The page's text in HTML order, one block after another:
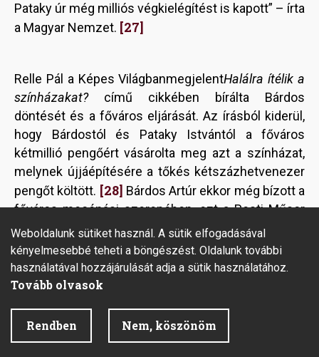
Pataky úr még milliós végkielégítést is kapott” – írta
a Magyar Nemzet. [27]
Relle Pál a Képes VilágbanmegjelentHalálra ítélik a
színházakat?című cikkében bírálta Bárdos
döntését és a főváros eljárását. Az írásból kiderül,
hogy Bárdostól és Pataky Istvántól a főváros
kétmillió pengőért vásárolta meg azt a színházat,
melynek újjáépítésére a tőkés kétszázhetvenezer
pengőt költött. [28] Bárdos Artúr ekkor még bízott a
főváros mecénási szerepében, ezt a Pesti Műsor
olvasóinak tett nyilatkozata is megerősíti:
„Változást ez művészi vonalon annál kevésbé
jelent, mert éppen művészi szándékaim kivitelének
nyugodtabb és biztosabb megoldási lehetősége
részemről megindult akciót örömmel fogadtam.”
[29]Relle, aki egyébként nem sokallta a vételárat,
Weboldalunk sütiket használ. A sütik elfogadásával
kényelmesebbé teheti a böngészést. Oldalunk további
használatával hozzájárulását adja a sütik használatához.
Tovább olvasok
Rendben Nem, köszönöm